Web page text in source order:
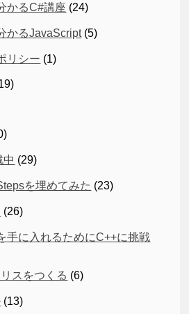
かるC#講座 (24)
かるJavaScript(5)
リシー (1)
中 (29)
を埋めてみた (23)
(26)
手に入れるためにC++に挑戦
スをつくる (6)
(13)